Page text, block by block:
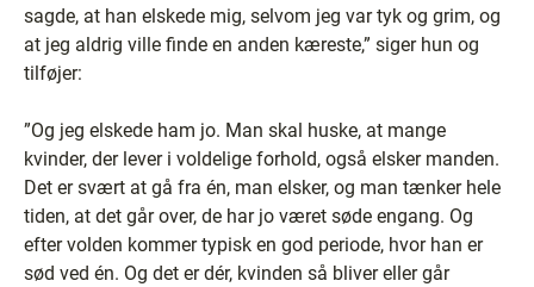
sagde, at han elskede mig, selvom jeg var tyk og grim, og
at jeg aldrig ville finde en anden kæreste,” siger hun og
tilføjer:
”Og jeg elskede ham jo. Man skal huske, at mange
kvinder, der lever i voldelige forhold, også elsker manden.
Det er svært at gå fra én, man elsker, og man tænker hele
tiden, at det går over, de har jo været søde engang. Og
efter volden kommer typisk en god periode, hvor han er
sød ved én. Og det er dér, kvinden så bliver eller går